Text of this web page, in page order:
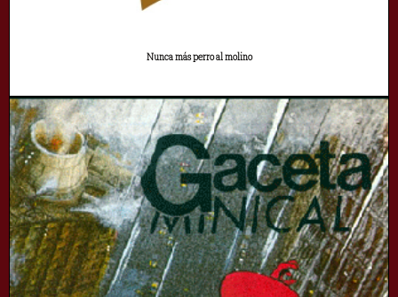
Nunca más perro al molino